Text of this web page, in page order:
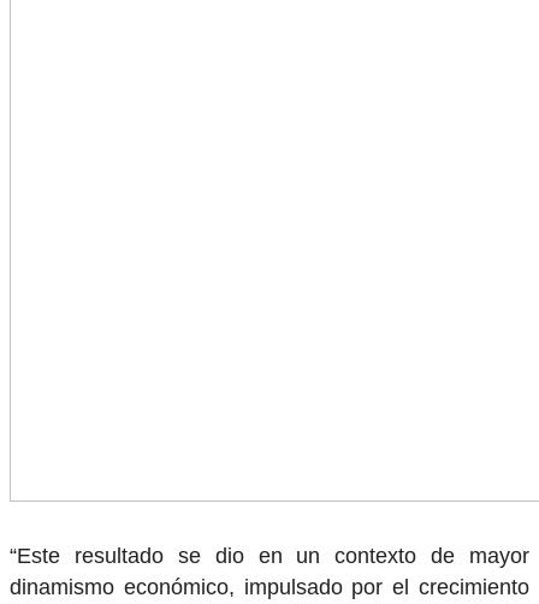
“Este resultado se dio en un contexto de mayor
dinamismo económico, impulsado por el crecimiento